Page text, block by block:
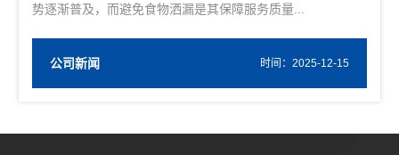
势逐渐普及，而避免食物洒漏是其保障服务质量...
公司新闻 时间：2025-12-15